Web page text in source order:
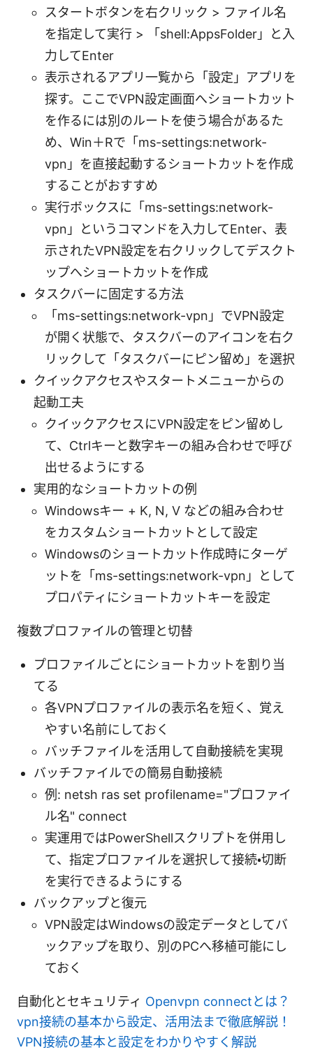
スタートボタンを右クリック > ファイル名
を指定して実行 > 「shell:AppsFolder」と入
力してEnter
表示されるアプリ一覧から「設定」アプリを
探す。ここでVPN設定画面へショートカット
を作るには別のルートを使う場合があるた
め、Win＋Rで「ms-settings:network-
vpn」を直接起動するショートカットを作成
することがおすすめ
実行ボックスに「ms-settings:network-
vpn」というコマンドを入力してEnter、表
示されたVPN設定を右クリックしてデスクト
ップへショートカットを作成
タスクバーに固定する方法
「ms-settings:network-vpn」でVPN設定
が開く状態で、タスクバーのアイコンを右ク
リックして「タスクバーにピン留め」を選択
クイックアクセスやスタートメニューからの
起動工夫
クイックアクセスにVPN設定をピン留めし
て、Ctrlキーと数字キーの組み合わせで呼び
出せるようにする
実用的なショートカットの例
Windowsキー + K, N, V などの組み合わせ
をカスタムショートカットとして設定
Windowsのショートカット作成時にターゲ
ットを「ms-settings:network-vpn」として
プロパティにショートカットキーを設定
複数プロファイルの管理と切替
プロファイルごとにショートカットを割り当
てる
各VPNプロファイルの表示名を短く、覚え
やすい名前にしておく
バッチファイルを活用して自動接続を実現
バッチファイルでの簡易自動接続
例: netsh ras set profilename="プロファイ
ル名" connect
実運用ではPowerShellスクリプトを併用し
て、指定プロファイルを選択して接続・切断
を実行できるようにする
バックアップと復元
VPN設定はWindowsの設定データとしてバ
ックアップを取り、別のPCへ移植可能にし
ておく
自動化とセキュリティ Openvpn connectとは？
vpn接続の基本から設定、活用法まで徹底解説！
VPN接続の基本と設定をわかりやすく解説